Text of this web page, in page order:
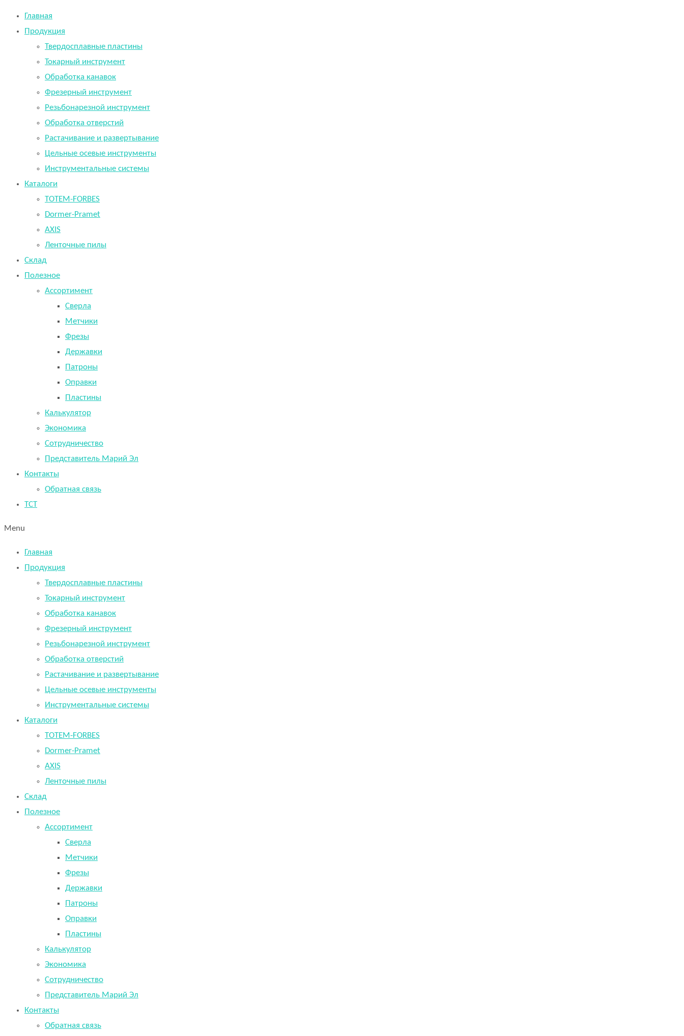
Главная
Продукция
Твердосплавные пластины
Токарный инструмент
Обработка канавок
Фрезерный инструмент
Резьбонарезной инструмент
Обработка отверстий
Растачивание и развертывание
Цельные осевые инструменты
Инструментальные системы
Каталоги
TOTEM-FORBES
Dormer-Pramet
AXIS
Ленточные пилы
Склад
Полезное
Ассортимент
Сверла
Метчики
Фрезы
Державки
Патроны
Оправки
Пластины
Калькулятор
Экономика
Сотрудничество
Представитель Марий Эл
Контакты
Обратная связь
TCT
Menu
Главная
Продукция
Твердосплавные пластины
Токарный инструмент
Обработка канавок
Фрезерный инструмент
Резьбонарезной инструмент
Обработка отверстий
Растачивание и развертывание
Цельные осевые инструменты
Инструментальные системы
Каталоги
TOTEM-FORBES
Dormer-Pramet
AXIS
Ленточные пилы
Склад
Полезное
Ассортимент
Сверла
Метчики
Фрезы
Державки
Патроны
Оправки
Пластины
Калькулятор
Экономика
Сотрудничество
Представитель Марий Эл
Контакты
Обратная связь